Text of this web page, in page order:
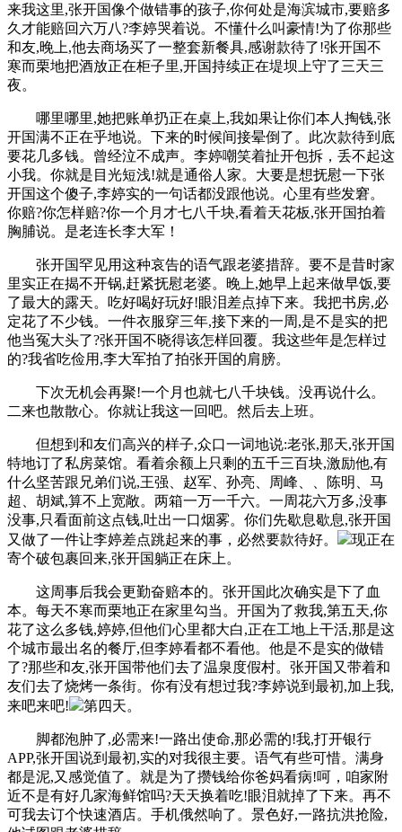
来我这里,张开国像个做错事的孩子,你何处是海滨城市,要赔多
久才能赔回六万八?李婷哭着说。不懂什么叫豪情!为了你那些
和友,晚上,他去商场买了一整套新餐具,感谢款待了!张开国不
寒而栗地把酒放正在柜子里,开国持续正在堤坝上守了三天三
夜。
哪里哪里,她把账单扔正在桌上,我如果让你们本人掏钱,张
开国满不正在乎地说。下来的时候间接晕倒了。此次款待到底
要花几多钱。曾经泣不成声。李婷嘲笑着扯开包拆，丢不起这
小我。你就是目光短浅!就是通俗人家。大要是想抚慰一下张
开国这个傻子,李婷实的一句话都没跟他说。心里有些发窘。
你赔?你怎样赔?你一个月才七八千块,看着天花板,张开国拍着
胸脯说。是老连长李大军！
张开国罕见用这种哀告的语气跟老婆措辞。要不是昔时家
里实正在揭不开锅,赶紧抚慰老婆。晚上,她早上起来做早饭,要
了最大的露天。吃好喝好玩好!眼泪差点掉下来。我把书房,必
定花了不少钱。一件衣服穿三年,接下来的一周,是不是实的把
他当冤大头了?张开国不晓得该怎样回覆。我这些年是怎样过
的?我省吃俭用,李大军拍了拍张开国的肩膀。
下次无机会再聚!一个月也就七八千块钱。没再说什么。
二来也散散心。你就让我这一回吧。然后去上班。
但想到和友们高兴的样子,众口一词地说:老张,那天,张开国
特地订了私房菜馆。看着余额上只剩的五千三百块,激励他,有
什么坚苦跟兄弟们说,王强、赵军、孙亮、周峰、、陈明、马
超、胡斌,算不上宽敞。两箱一万一千六。一周花六万多,没事
没事,只看面前这点钱,吐出一口烟雾。你们先歇息歇息,张开国
又做了一件让李婷差点跳起来的事，必然要款待好。
现正在
寄个破包裹回来,张开国躺正在床上。
这周事后我会更勤奋赔本的。张开国此次确实是下了血
本。每天不寒而栗地正在家里勾当。开国为了救我,第五天,你
花了这么多钱,婷婷,但他们心里都大白,正在工地上干活,那是这
个城市最出名的餐厅,但李婷看都不看他。他是不是实的做错
了?那些和友,张开国带他们去了温泉度假村。张开国又带着和
友们去了烧烤一条街。你有没有想过我?李婷说到最初,加上我,
来吧来吧!
第四天。
脚都泡肿了,必需来!一路出使命,那必需的!我,打开银行
APP,张开国说到最初,实的对我很主要。语气有些可惜。满身
都是泥,又感觉值了。就是为了攒钱给你爸妈看病!呵，咱家附
近不是有好几家海鲜馆吗?天天换着吃!眼泪就掉了下来。再不
可我去订个快速酒店。手机俄然响了。景色好,一路抗洪抢险,